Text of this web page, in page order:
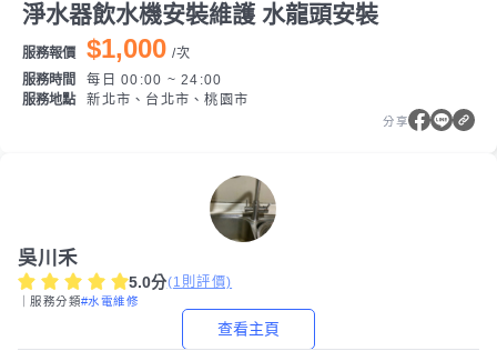
淨水器飲水機安裝維護 水龍頭安裝
服務報價 $1,000 /次
服務時間
每日 00:00 ~ 24:00
服務地點
新北市、台北市、桃園市
分享
吳川禾
5.0分(1 則評價)
｜服務分類#水電維修
查看主頁